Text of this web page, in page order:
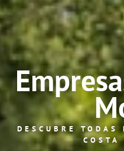
DESCUBRE
COSTA